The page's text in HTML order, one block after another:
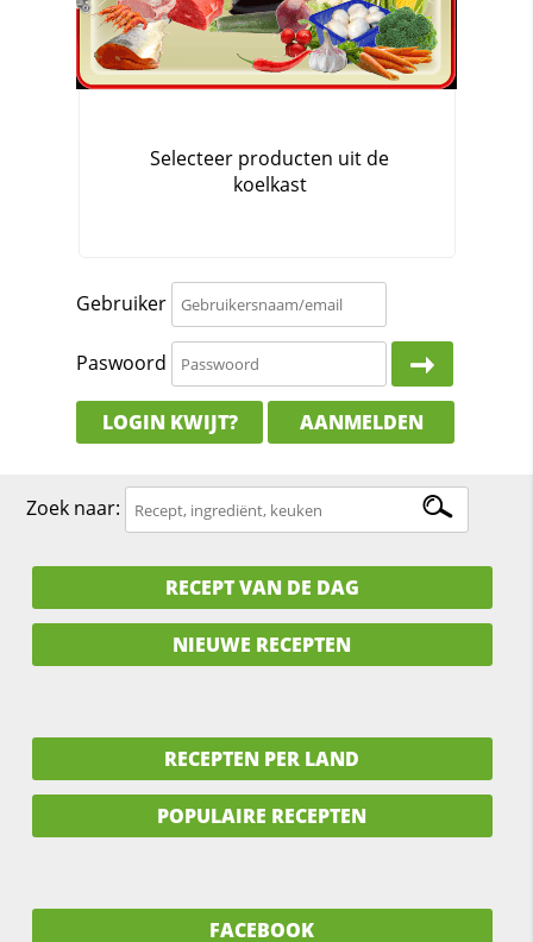
Gebruiker
Paswoord
LOGIN KWIJT? AANMELDEN
Zoek naar:
RECEPT VAN DE DAG
NIEUWE RECEPTEN
RECEPTEN PER LAND
POPULAIRE RECEPTEN
FACEBOOK